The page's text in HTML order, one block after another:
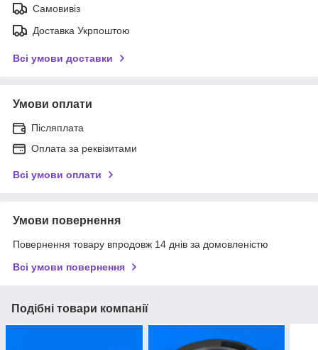
Самовивіз
Доставка Укрпоштою
Всі умови доставки
Умови оплати
Післяплата
Оплата за реквізитами
Всі умови оплати
Умови повернення
Повернення товару впродовж 14 днів за домовленістю
Всі умови повернення
Подібні товари компанії